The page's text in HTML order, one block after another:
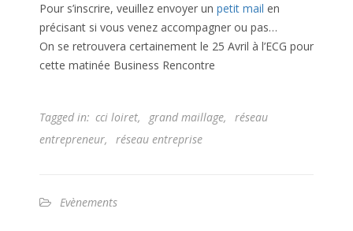
Pour s’inscrire, veuillez envoyer un petit mail en
précisant si vous venez accompagner ou pas…
On se retrouvera certainement le 25 Avril à l’ECG pour
cette matinée Business Rencontre
Tagged in: cci loiret, grand maillage,
réseau
entrepreneur, réseau entreprise
Evènements